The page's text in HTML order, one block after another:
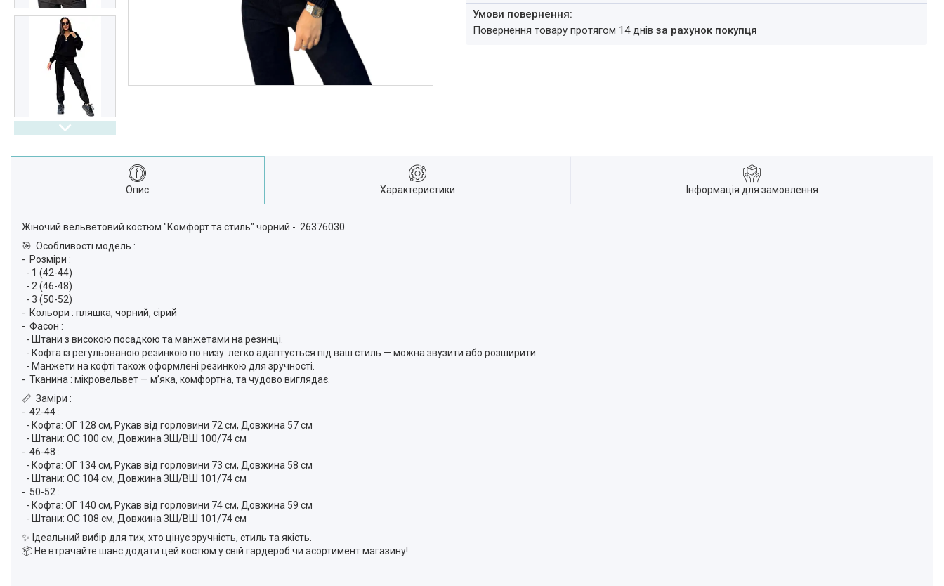
повернення товару протягом 14 днів за рахунок покупця
Опис Характеристики Інформація для замовлення
Жіночий вельветовий костюм "Комфорт та стиль" чорний - 26376030
🎯 Особливості модель :
- Розміри :
- 1 (42-44)
- 2 (46-48)
- 3 (50-52)
- Кольори : пляшка, чорний, сірий
- Фасон :
- Штани з високою посадкою та манжетами на резинці.
- Кофта із регульованою резинкою по низу: легко адаптується під ваш стиль — можна звузити або розширити.
- Манжети на кофті також оформлені резинкою для зручності.
- Тканина : мікровельвет — м’яка, комфортна, та чудово виглядає.
📏 Заміри :
- 42-44 :
- Кофта: ОГ 128 см, Рукав від горловини 72 см, Довжина 57 см
- Штани: ОС 100 см, Довжина ЗШ/ВШ 100/74 см
- 46-48 :
- Кофта: ОГ 134 см, Рукав від горловини 73 см, Довжина 58 см
- Штани: ОС 104 см, Довжина ЗШ/ВШ 101/74 см
- 50-52 :
- Кофта: ОГ 140 см, Рукав від горловини 74 см, Довжина 59 см
- Штани: ОС 108 см, Довжина ЗШ/ВШ 101/74 см
✨ Ідеальний вибір для тих, хто цінує зручність, стиль та якість.
📦 Не втрачайте шанс додати цей костюм у свій гардероб чи асортимент магазину!